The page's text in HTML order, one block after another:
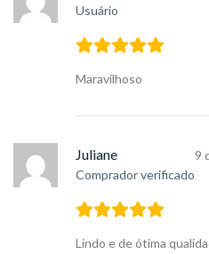
Usuário
Maravilhoso
Juliane
Comprador verificado
9
Lindo e de ótima